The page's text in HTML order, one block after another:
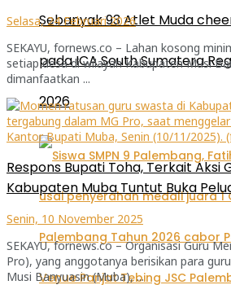
Sebanyak 93 Atlet Muda
pada ICA South Sumatera
2026
Selasa, 24 Februari 2026
SEKAYU, fornews.co – Lahan kosong
setiap desa di wilayah Kabupaten Musi
dimanfaatkan ...
Respons Bupati Toha, Terkait Aksi
Kabupaten Muba Tuntut Buka
Senin, 10 November 2025
SEKAYU, fornews.co – Organisasi Guru
Pro), yang anggotanya berisikan para
Musi Banyuasin (Muba), ...